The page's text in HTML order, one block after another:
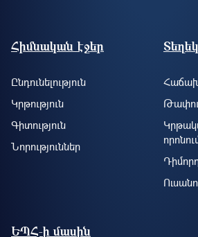
Footer site information
Հիմնական էջեր
Ընդունելություն
Կրթություն
Գիտություն
Նորություններ
ԵՊՀ-ի մասին